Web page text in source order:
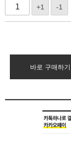
+1 -1
바로 구매하기